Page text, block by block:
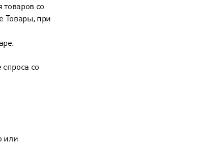
со
Товары, при
со
или